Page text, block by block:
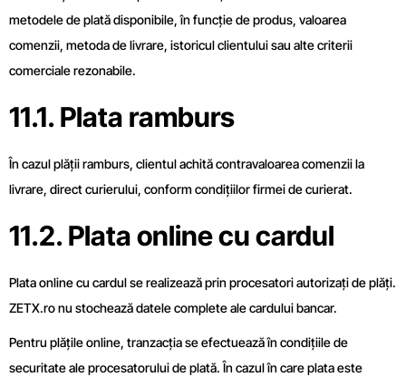
metodele de plată disponibile, în funcție de produs, valoarea
comenzii, metoda de livrare, istoricul clientului sau alte criterii
comerciale rezonabile.
11.1. Plata ramburs
În cazul plății ramburs, clientul achită contravaloarea comenzii la
livrare, direct curierului, conform condițiilor firmei de curierat.
11.2. Plata online cu cardul
Plata online cu cardul se realizează prin procesatori autorizați de plăți.
ZETX.ro nu stochează datele complete ale cardului bancar.
Pentru plățile online, tranzacția se efectuează în condițiile de
securitate ale procesatorului de plată. În cazul în care plata este